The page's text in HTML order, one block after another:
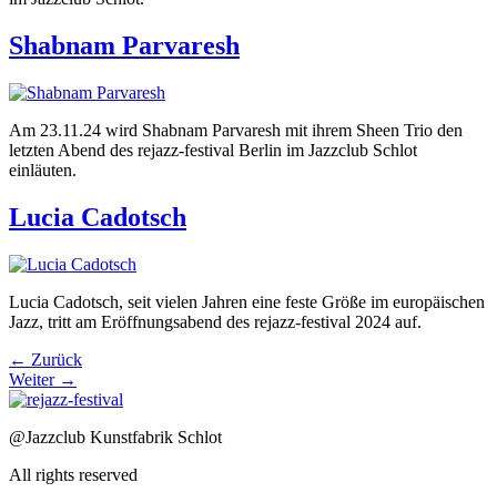
Shabnam Parvaresh
Am 23.11.24 wird Shabnam Parvaresh mit ihrem Sheen Trio den
letzten Abend des rejazz-festival Berlin im Jazzclub Schlot
einläuten.
Lucia Cadotsch
Lucia Cadotsch, seit vielen Jahren eine feste Größe im europäischen
Jazz, tritt am Eröffnungsabend des rejazz-festival 2024 auf.
← Zurück
Weiter →
@Jazzclub Kunstfabrik Schlot
All rights reserved